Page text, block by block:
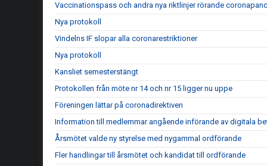
Vaccinationspass och andra nya riktlinjer rörande
Nya protokoll
Vindelns IF slopar alla coronarestriktioner
Nya protokoll
Kansliet semesterstängt
Protokollen från möte nr 14 och nr 15 ligger nu uppe
Föreningen lättar på coronadirektiven
Information till medlemmar angående införande av digitala
Årsmötet valde ny styrelse med nygammal ordförande
Fler handlingar till årsmötet och kandidat till ordförande